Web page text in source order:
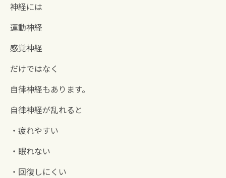
神経には
運動神経
感覚神経
だけではなく
自律神経もあります。
自律神経が乱れると
・疲れやすい
・眠れない
・回復しにくい